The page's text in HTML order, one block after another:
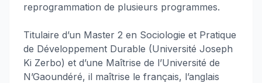
reprogrammation de plusieurs programmes.
Titulaire d’un Master 2 en Sociologie et Pratique
de Développement Durable (Université Joseph
Ki Zerbo) et d’une Maîtrise de l’Université de
N’Gaoundéré, il maîtrise le français, l’anglais